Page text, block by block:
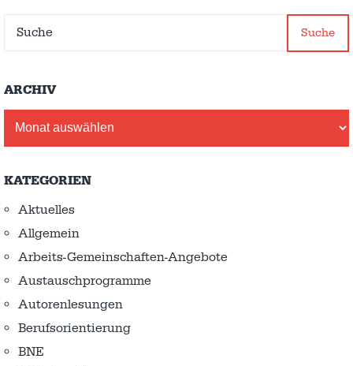
Suche
ARCHIV
KATEGORIEN
Aktuelles
Allgemein
Arbeits-Gemeinschaften-Angebote
Austausch­programme
Autorenlesungen
Berufsorientierung
BNE